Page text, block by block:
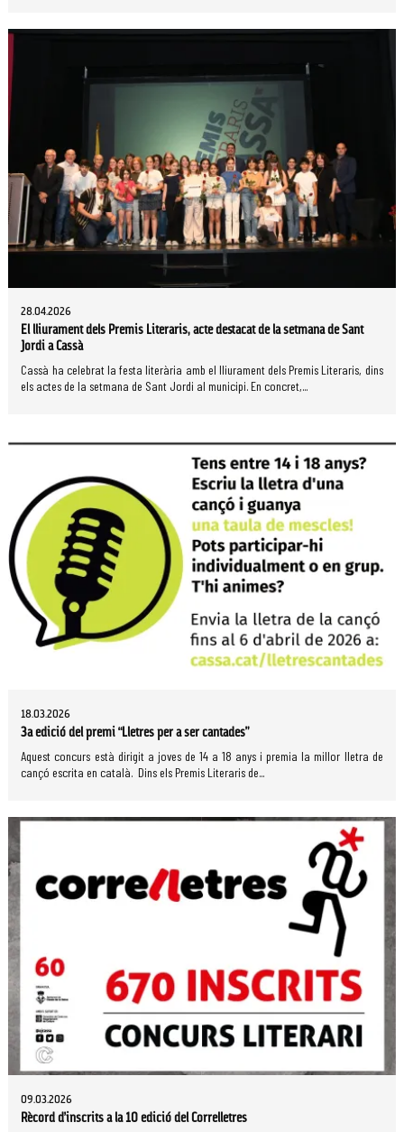
28.04.2026
El lliurament dels Premis Literaris, acte destacat de la setmana de Sant
Jordi a Cassà
Cassà ha celebrat la festa literària amb el lliurament dels Premis Literaris, dins
els actes de la setmana de Sant Jordi al municipi. En concret,...
18.03.2026
3a edició del premi “Lletres per a ser cantades”
Aquest concurs està dirigit a joves de 14 a 18 anys i premia la millor lletra de
cançó escrita en català. Dins els Premis Literaris de...
09.03.2026
Rècord d’inscrits a la 10 edició del Correlletres